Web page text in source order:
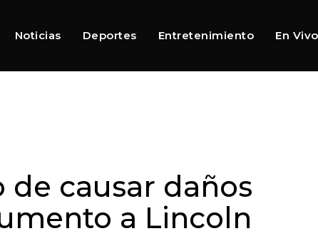
Noticias Deportes Entretenimiento En Vivo
causar daños
a Lincoln